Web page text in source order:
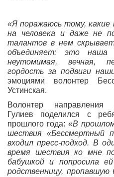
«Я поражаюсь тому,
на человека и даже не
талантов в нем
объединяет: это наша
неутомимая, вечная,
гордость за подвиги
эмоциями волонтер
Устинская.
Волонтер направления
Гулиев поделился с
прошлого года: «В
шествия «Бессмертный
входил пресс-подход. В
время шествия ко мне
бабушкой и попросила
родственницу,